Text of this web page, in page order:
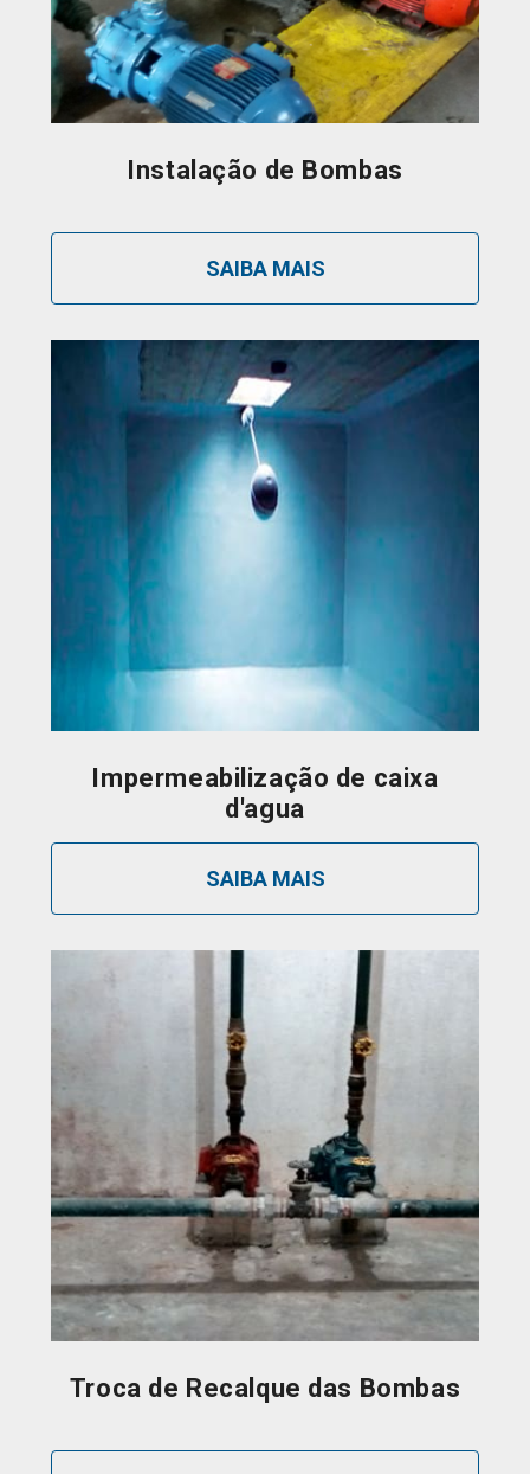
Instalação de Bombas
SAIBA MAIS
Impermeabilização de caixa
d'agua
SAIBA MAIS
Troca de Recalque das Bombas